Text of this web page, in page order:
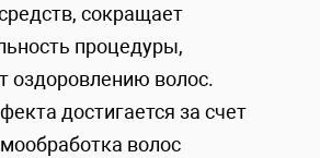
сокращает
процедуры,
оздоровлению волос.
достигается за счет
волос